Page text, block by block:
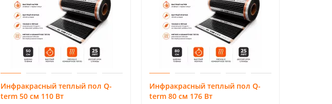
Инфракрасный теплый пол Q-
term 50 см 110 Вт
Инфракрасный теплый пол Q-
term 80 см 176 Вт